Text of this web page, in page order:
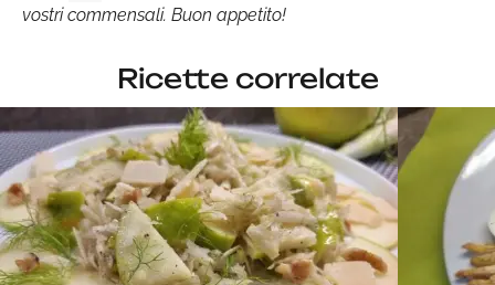
vostri commensali. Buon appetito!
Ricette correlate